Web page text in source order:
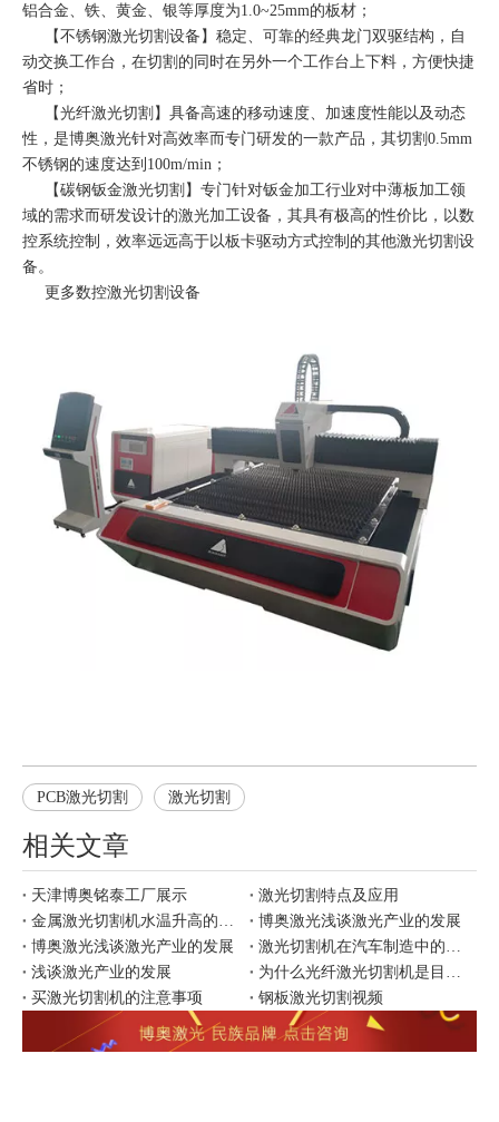
铝合金、铁、黄金、银等厚度为1.0~25mm的板材；
【不锈钢激光切割设备 】稳定、可靠的经典龙门双驱结构，自
动交换工作台，在切割的同时在另外一个工作台上下料，方便快捷
省时；
【光纤激光切割 】具备高速的移动速度、加速度性能以及动态
性，是博奥激光针对高效率而专门研发的一款产品，其切割0.5mm
不锈钢的速度达到100m/min；
【碳钢钣金激光切割 】专门针对钣金加工行业对中薄板加工领
域的需求而研发设计的激光加工设备，其具有极高的性价比，以数
控系统控制，效率远远高于以板卡驱动方式控制的其他激光切割设
备。
更多数控激光切割 设备
PCB激光切割 激光切割
相关文章
天津博奥铭泰工厂展示
激光切割特点及应用
博奥激光浅谈激光产业的发展
博奥激光浅谈激光产业的发展
浅谈激光产业的发展
买激光切割机的注意事项
钢板激光切割视频